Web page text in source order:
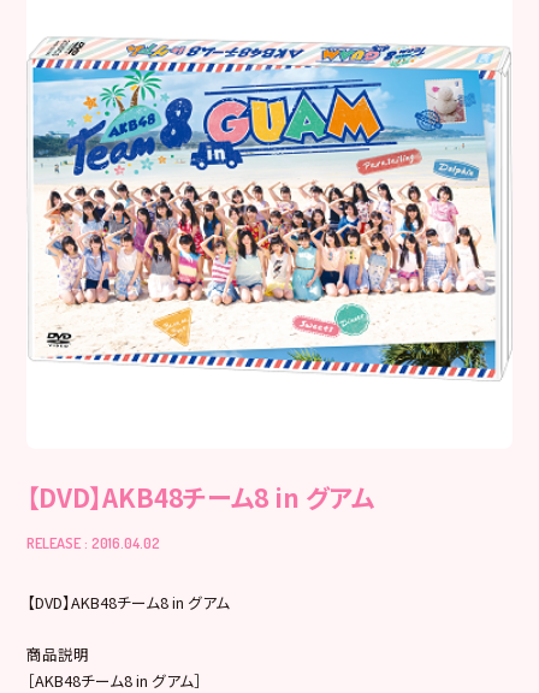
【DVD】AKB48チーム8 in グアム
RELEASE : 2016.04.02
【DVD】AKB48チーム8 in グアム
商品説明
［AKB48チーム8 in グアム］